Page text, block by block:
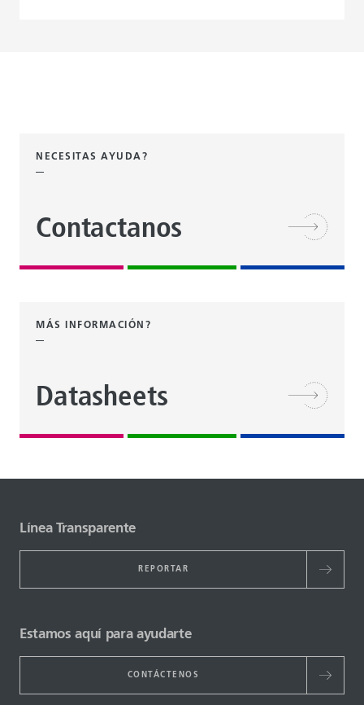
NECESITAS AYUDA?
Contactanos
MÁS INFORMACIÓN?
Datasheets
Línea Transparente
REPORTAR
Estamos aquí para ayudarte
CONTÁCTENOS